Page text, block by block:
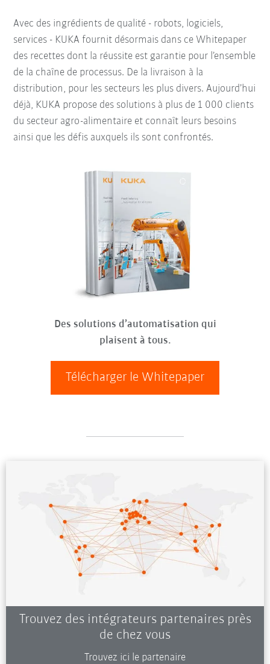
Avec des ingrédients de qualité - robots, logiciels,
services - KUKA fournit désormais dans ce Whitepaper
des recettes dont la réussite est garantie pour l’ensemble
de la chaîne de processus. De la livraison à la
distribution, pour les secteurs les plus divers. Aujourd’hui
déjà, KUKA propose des solutions à plus de 1 000 clients
du secteur agro-alimentaire et connaît leurs besoins
ainsi que les défis auxquels ils sont confrontés.
Des solutions d’automatisation qui
plaisent à tous.
Télécharger le Whitepaper
Trouvez des intégrateurs partenaires près
de chez vous
Trouvez ici le partenaire